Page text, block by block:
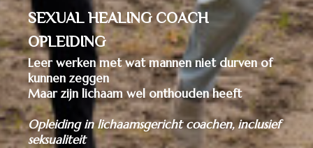
SEXUAL HEALING COACH
OPLEIDING
Leer werken met wat mannen niet durven of
kunnen zeggen
Maar zijn lichaam wel onthouden heeft
Opleiding in lichaamsgericht coachen, inclusief
seksualiteit